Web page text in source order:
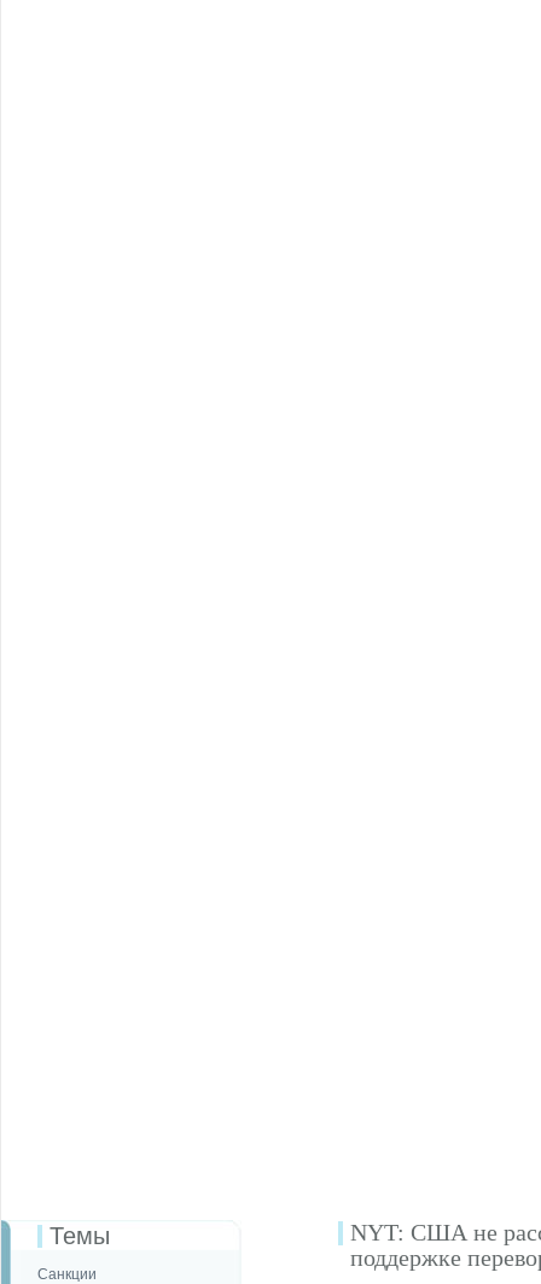
Темы
Санкции
NYT: США не
поддержке